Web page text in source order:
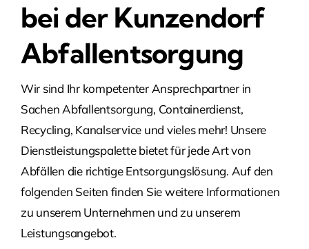
bei der Kunzendorf
Abfallentsorgung
Wir sind Ihr kompetenter Ansprechpartner in
Sachen Abfallentsorgung, Containerdienst,
Recycling, Kanalservice und vieles mehr! Unsere
Dienstleistungspalette bietet für jede Art von
Abfällen die richtige Entsorgungslösung. Auf den
folgenden Seiten finden Sie weitere Informationen
zu unserem Unternehmen und zu unserem
Leistungsangebot.